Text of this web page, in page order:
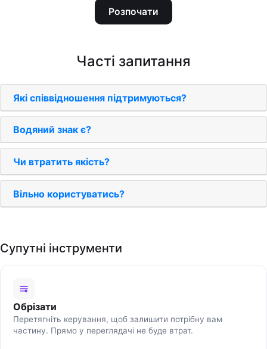
Розпочати
Часті запитання
Які співвідношення підтримуються?
Водяний знак є?
Чи втратить якість?
Вільно користуватись?
Супутні інструменти
Обрізати
Перетягніть керування, щоб залишити потрібну вам
частину. Прямо у переглядачі не буде втрат.